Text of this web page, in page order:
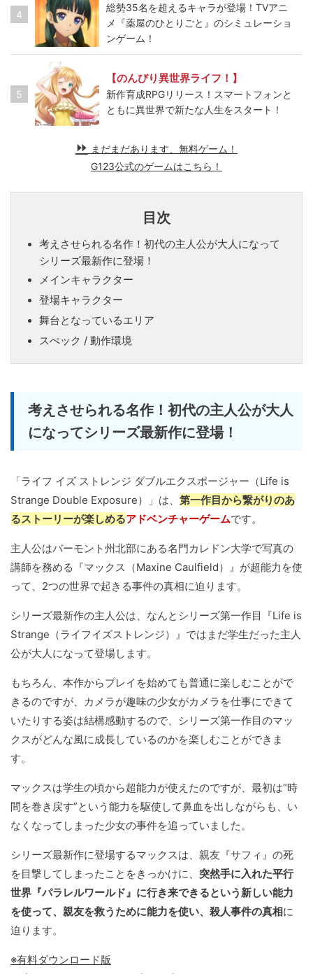
4
総勢35名を超えるキャラが登場！TVアニ
メ『薬屋のひとりごと』のシミュレーショ
ンゲーム！
5
【のんびり異世界ライフ！】
新作育成RPGリリース！スマートフォンと
ともに異世界で新たな人生をスタート！
まだまだあります、無料ゲーム！
G123公式のゲームはこちら！
目次
考えさせられる名作！初代の主人公が大人になって
シリーズ最新作に登場！
メインキャラクター
登場キャラクター
舞台となっているエリア
スぺック / 動作環境
考えさせられる名作！初代の主人公が大人
になってシリーズ最新作に登場！
「ライフ イズ ストレンジ ダブルエクスポージャー（Life is
Strange Double Exposure）」は、 第一作目から繋がりのあ
るストーリーが楽しめるアドベンチャーゲームです。
主人公はバーモント州北部にある名門カレドン大学で写真の
講師を務める『マックス（Maxine Caulfield）』が超能力を使
って、2つの世界で起きる事件の真相に迫ります。
シリーズ最新作の主人公は、なんとシリーズ第一作目『Life is
Strange（ライフイズストレンジ）』ではまだ学生だった主人
公が大人になって登場します。
もちろん、本作からプレイを始めても普通に楽しむことがで
きるのですが、カメラが趣味の少女がカメラを仕事にできて
いたりする姿は結構感動するので、シリーズ第一作目のマッ
クスがどんな風に成長しているのかを楽しむことができま
す。
マックスは学生の頃から超能力が使えたのですが、最初は“時
間を巻き戻す”という能力を駆使して鼻血を出しながらも、い
なくなってしまった少女の事件を追っていました。
シリーズ最新作に登場するマックスは、親友『サフィ』の死
を目撃してしまったことをきっかけに、 突然手に入れた平行
世界『パラレルワールド』に行き来できるという新しい能力
を使って、親友を救うために能力を使い、殺人事件の真相に
迫ります。
※有料ダウンロード版